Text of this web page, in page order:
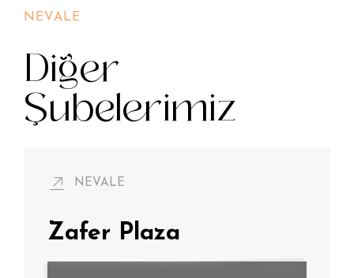
NEVALE
Diğer
Şubelerimiz
NEVALE
Zafer Plaza